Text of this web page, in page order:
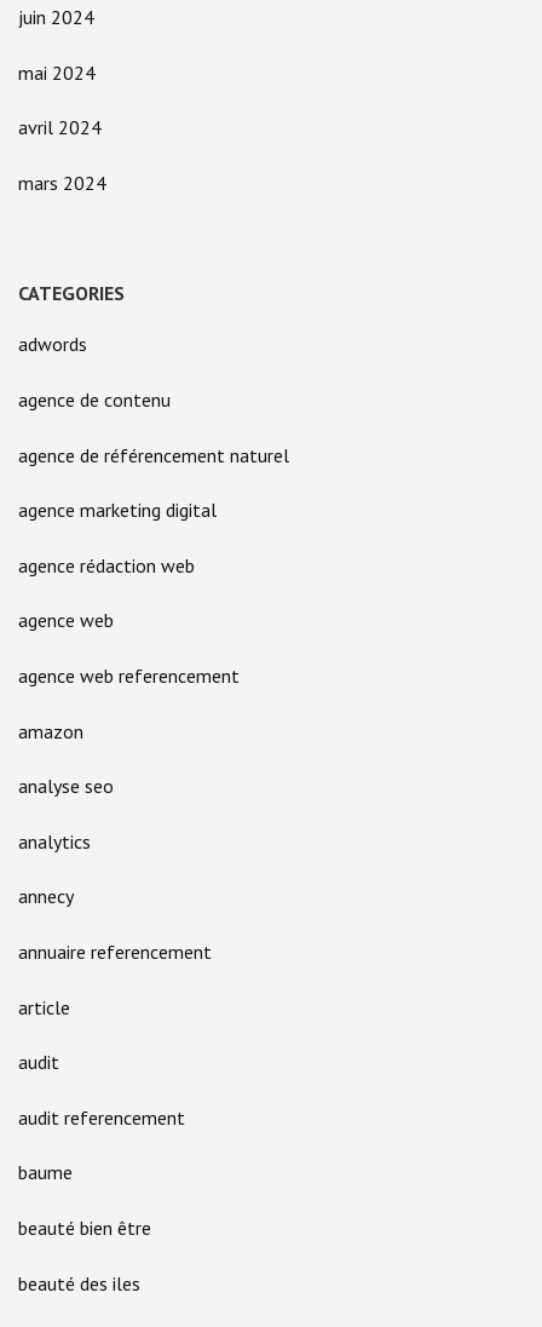
juin 2024
mai 2024
avril 2024
mars 2024
CATEGORIES
adwords
agence de contenu
agence de référencement naturel
agence marketing digital
agence rédaction web
agence web
agence web referencement
amazon
analyse seo
analytics
annecy
annuaire referencement
article
audit
audit referencement
baume
beauté bien être
beauté des iles